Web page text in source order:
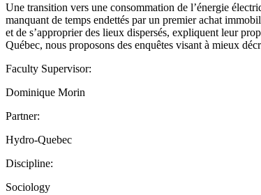
Une transition vers une consommation de l’énergie
manquant de temps endettés par un premier achat
et de s’approprier des lieux dispersés, expliquent leur
Québec, nous proposons des enquêtes visant à mieux
Faculty Supervisor:
Dominique Morin
Partner:
Hydro-Quebec
Discipline:
Sociology